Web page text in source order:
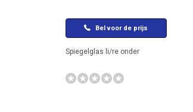
Bel voor de prijs
Spiegelglas li/re onder